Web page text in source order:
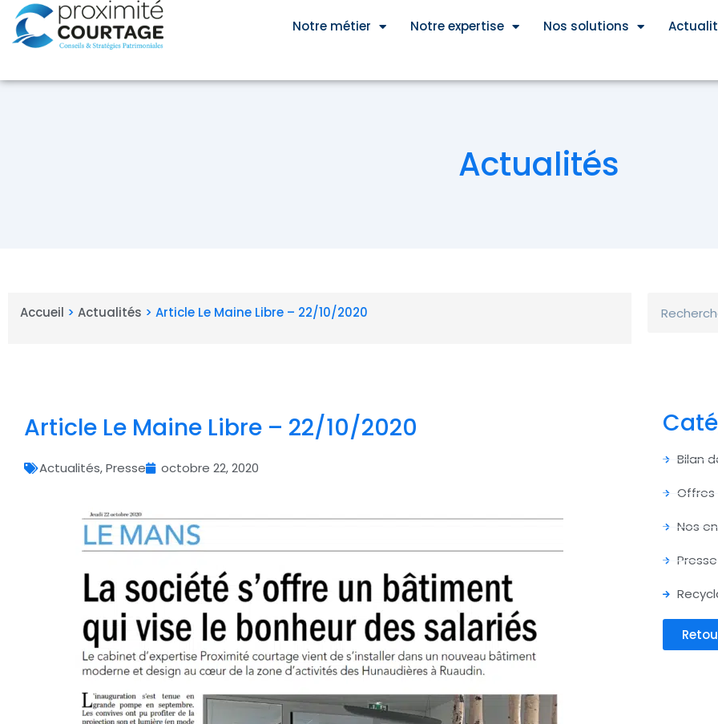
Aller
contenu
Notre métier Notre expertise Nos solutions
Actualités
Accueil > Actualités > Article Le Maine Libre – 22/10/2020
Article Le Maine Libre – 22/10/2020
Actualités,Presse octobre 22, 2020
Bilan
Nos
Presse